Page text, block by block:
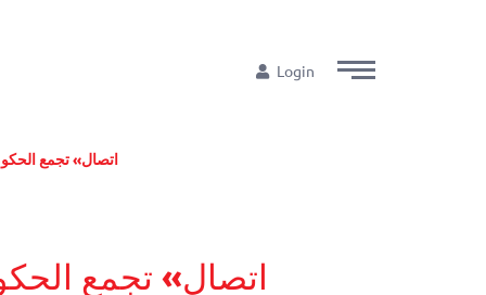
Login
«اتصال» تجمع